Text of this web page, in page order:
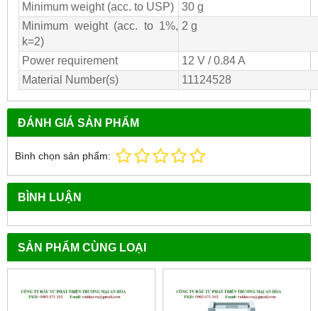
Minimum weight (acc. to USP)
30 g
Minimum weight (acc. to 1%,
k=2)
2 g
Power requirement
12 V / 0.84 A
Material Number(s)
11124528
ĐÁNH GIÁ SẢN PHẨM
Bình chọn sản phẩm:
BÌNH LUẬN
SẢN PHẨM CÙNG LOẠI